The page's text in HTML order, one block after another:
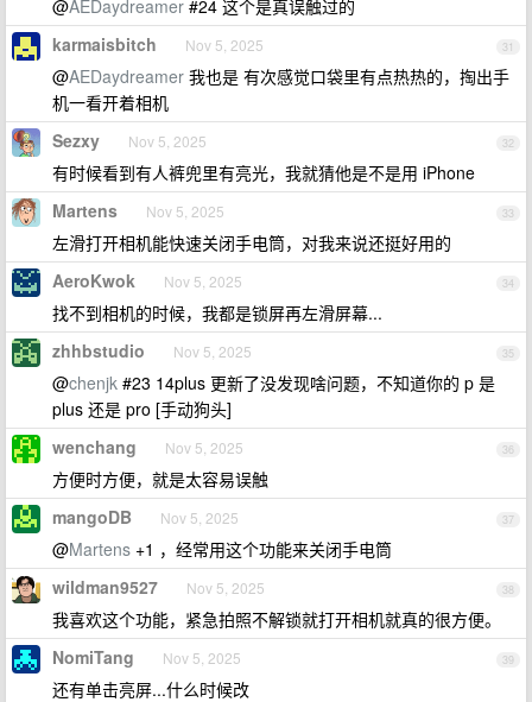
@AEDaydreamer #24 这个是真误触过的
31
karmaisbitch Nov 5, 2025
@AEDaydreamer 我也是 有次感觉口袋里有点热热的，掏出手
机一看开着相机
32
Sezxy Nov 5, 2025
有时候看到有人裤兜里有亮光，我就猜他是不是用 iPhone
33
Martens Nov 5, 2025
左滑打开相机能快速关闭手电筒，对我来说还挺好用的
34
AeroKwok Nov 5, 2025
找不到相机的时候，我都是锁屏再左滑屏幕...
35
zhhbstudio Nov 5, 2025
@chenjk #23 14plus 更新了没发现啥问题，不知道你的 p 是
plus 还是 pro [手动狗头]
36
wenchang Nov 5, 2025
方便时方便，就是太容易误触
37
mangoDB Nov 5, 2025
@Martens +1 ，经常用这个功能来关闭手电筒
38
wildman9527 Nov 5, 2025
我喜欢这个功能，紧急拍照不解锁就打开相机就真的很方便。
39
NomiTang Nov 5, 2025
还有单击亮屏...什么时候改